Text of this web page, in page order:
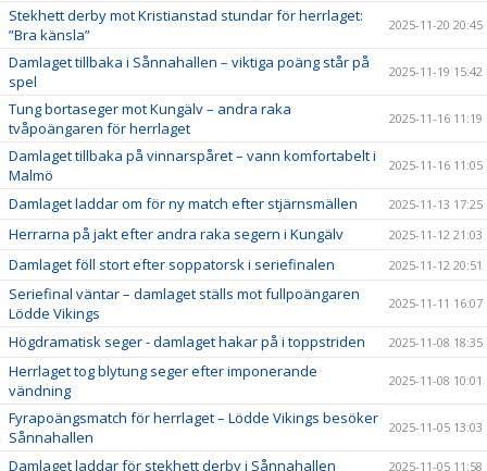
Stekhett derby mot Kristianstad stundar för herrlaget:
”Bra känsla”
2025-11-20 20:45
Damlaget tillbaka i Sånnahallen – viktiga poäng står på
spel
2025-11-19 15:42
Tung bortaseger mot Kungälv – andra raka
tvåpoängaren för herrlaget
2025-11-16 11:19
Damlaget tillbaka på vinnarspåret – vann komfortabelt i
Malmö
2025-11-16 11:05
Damlaget laddar om för ny match efter stjärnsmällen 2025-11-13 17:25
Herrarna på jakt efter andra raka segern i Kungälv 2025-11-12 21:03
Damlaget föll stort efter soppatorsk i seriefinalen 2025-11-12 20:51
Seriefinal väntar – damlaget ställs mot fullpoängaren
Lödde Vikings
2025-11-11 16:07
Högdramatisk seger - damlaget hakar på i toppstriden 2025-11-08 18:35
Herrlaget tog blytung seger efter imponerande
vändning
2025-11-08 10:01
Fyrapoängsmatch för herrlaget – Lödde Vikings besöker
Sånnahallen
2025-11-05 13:03
Damlaget laddar för stekhett derby i Sånnahallen 2025-11-05 11:58